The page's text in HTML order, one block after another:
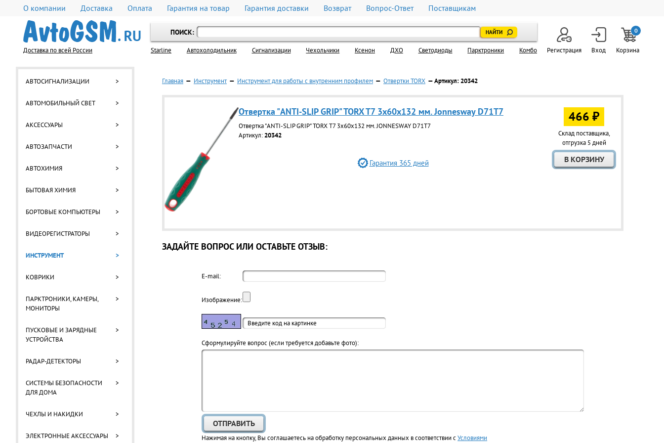
О компании Доставка Оплата Гарантия на товар Гарантия доставки Возврат Вопрос-Ответ Поставщикам
Доставка по всей России
ПОИСК:
Starline Автохолодильник Cигнализации Чехольчики Ксенон ДХО Светодиоды Парктроники Комбо Регистрация Вход
0
Корзина
АВТОСИГНАЛИЗАЦИИ >
АВТОМОБИЛЬНЫЙ СВЕТ >
АКСЕССУАРЫ >
АВТОЗАПЧАСТИ >
АВТОХИМИЯ >
БЫТОВАЯ ХИМИЯ >
БОРТОВЫЕ КОМПЬЮТЕРЫ >
ВИДЕОРЕГИСТРАТОРЫ >
ИНСТРУМЕНТ >
КОВРИКИ >
ПАРКТРОНИКИ, КАМЕРЫ,
МОНИТОРЫ
>
ПУСКОВЫЕ И ЗАРЯДНЫЕ
УСТРОЙСТВА
>
РАДАР-ДЕТЕКТОРЫ >
СИСТЕМЫ БЕЗОПАСНОСТИ
ДЛЯ ДОМА
>
ЧЕХЛЫ И НАКИДКИ >
ЭЛЕКТРОННЫЕ АКСЕССУАРЫ >
Главная — Инструмент — Инструмент для работы с внутренним профилем — Отвертки TORX — Артикул: 20342
466 ₽
Склад поставщика,
отгрузка 5 дней
Отвертка "ANTI-SLIP GRIP" TORX T7 3x60x132 мм. Jonnesway D71T7
Отвертка "ANTI-SLIP GRIP" TORX T7 3x60x132 мм. JONNESWAY D71T7
Артикул:20342
Гарантия 365 дней
ЗАДАЙТЕ ВОПРОС ИЛИ ОСТАВЬТЕ ОТЗЫВ:
E-mail:
Изображение:
Cформулируйте вопрос (если требуется добавьте фото):
Нажимая на кнопку, Вы соглашаетесь на обработку персональных данных в соответствии сУсловиями